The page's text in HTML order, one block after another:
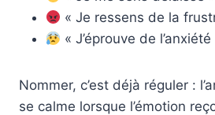
« Je ressens de la
« J’éprouve de l’anxiété
Nommer, c’est déjà réguler :
se calme lorsque l’émotion